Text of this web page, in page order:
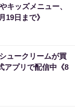
キッズメニュー、
19日まで》
ュークリームが買
アプリで配信中《8